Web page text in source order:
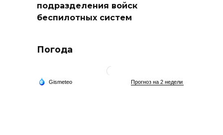
подразделения войск
беспилотных систем
Погода